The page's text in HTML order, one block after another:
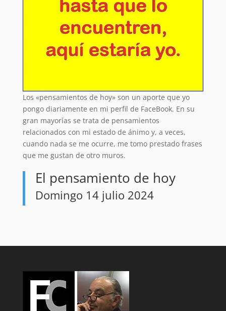
Los «pensamientos de hoy» son un aporte que yo
pongo diariamente en mi perfil de FaceBook. En su
gran mayorías se trata de pensamientos
relacionados con mi estado de ánimo y, a veces,
cuando nada se me ocurre, me tomo prestado frases
que me gustan de otro muros.
El pensamiento de hoy
Domingo 14 julio 2024